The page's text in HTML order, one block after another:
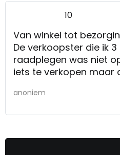
10
Van winkel tot
De verkoopster die ik
raadplegen was niet opdringerig om perse
iets te verkopen maar
anoniem